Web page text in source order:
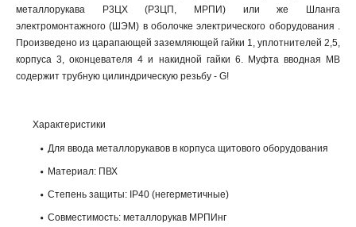
металлорукава Р3ЦХ (Р3ЦП, МРПИ) или же Шланга
электромонтажного (ШЭМ) в оболочке электрического оборудования .
Произведено из царапающей заземляющей гайки 1, уплотнителей 2,5,
корпуса 3, оконцевателя 4 и накидной гайки 6. Муфта вводная МВ
содержит трубную цилиндрическую резьбу - G!
Характеристики
Для ввода металлорукавов в корпуса щитового оборудования
Материал: ПВХ
Степень защиты: IP40 (негерметичные)
Совместимость: металлорукав МРПИнг